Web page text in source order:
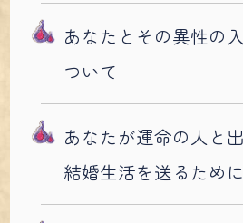
あなたとその異性の
ついて
あなたが運命の人と
結婚生活を送るために